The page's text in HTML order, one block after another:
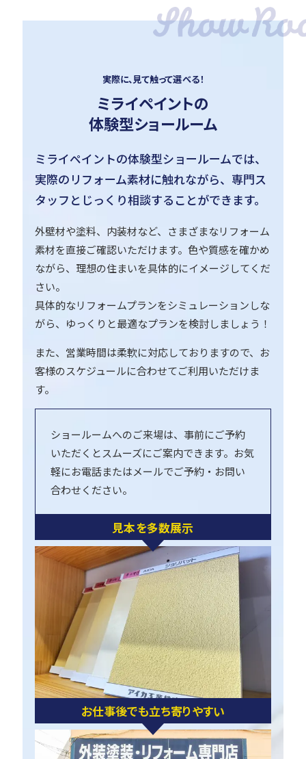
実際に、見て触って選べる！
ミライペイントの
体験型ショールーム
ミライペイントの体験型ショールームでは、
実際のリフォーム素材に触れながら、専門ス
タッフとじっくり相談することができます。
外壁材や塗料、内装材など、さまざまなリフォーム
素材を直接ご確認いただけます。色や質感を確かめ
ながら、理想の住まいを具体的にイメージしてくだ
さい。
具体的なリフォームプランをシミュレーションしな
がら、ゆっくりと最適なプランを検討しましょう！
また、営業時間は柔軟に対応しておりますので、お
客様のスケジュールに合わせてご利用いただけま
す。
ショールームへのご来場は、事前にご予約
いただくとスムーズにご案内できます。お気
軽にお電話またはメールでご予約・お問い
合わせください。
見本を多数展示
お仕事後でも立ち寄りやすい